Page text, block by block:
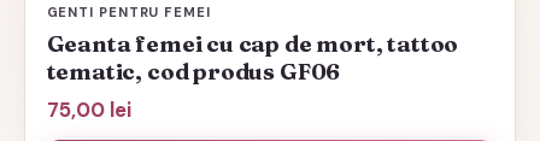
GENTI PENTRU FEMEI
Geanta femei cu cap de mort, tattoo
tematic, cod produs GF06
75,00 lei